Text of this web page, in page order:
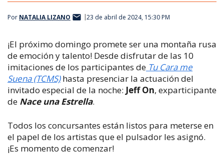
Por NATALIA LIZANO 23 de abril de 2024, 15:30 PM
¡El próximo domingo promete ser una montaña rusa
de emoción y talento! Desde disfrutar de las 10
imitaciones de los participantes de Tu Cara me
Suena (TCMS)hasta presenciar la actuación del
invitado especial de la noche: Jeff On, exparticipante
de Nace una Estrella.
Todos los concursantes están listos para meterse en
el papel de los artistas que el pulsador les asignó.
¡Es momento de comenzar!